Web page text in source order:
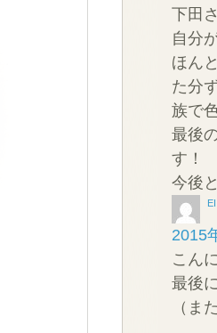
下田
自分
ほん
た分
族で
最後
す！
今後
2015
こん
最後
（ま